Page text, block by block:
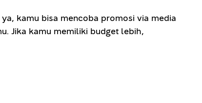
kamu bisa mencoba promosi via media
Jika kamu memiliki budget lebih,